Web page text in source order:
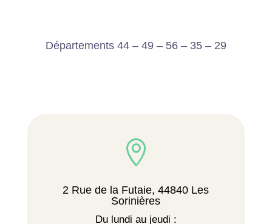
Départements 44 – 49 – 56 – 35 – 29

2 Rue de la Futaie, 44840 Les
Sorinières
Du lundi au jeudi :